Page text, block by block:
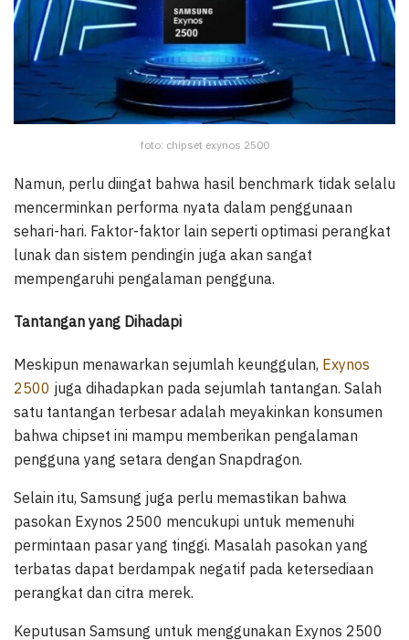
foto: chipset exynos 2500
Namun, perlu diingat bahwa hasil benchmark tidak selalu
mencerminkan performa nyata dalam penggunaan
sehari-hari. Faktor-faktor lain seperti optimasi perangkat
lunak dan sistem pendingin juga akan sangat
mempengaruhi pengalaman pengguna.
Tantangan yang Dihadapi
Meskipun menawarkan sejumlah keunggulan, Exynos
2500 juga dihadapkan pada sejumlah tantangan. Salah
satu tantangan terbesar adalah meyakinkan konsumen
bahwa chipset ini mampu memberikan pengalaman
pengguna yang setara dengan Snapdragon.
Selain itu, Samsung juga perlu memastikan bahwa
pasokan Exynos 2500 mencukupi untuk memenuhi
permintaan pasar yang tinggi. Masalah pasokan yang
terbatas dapat berdampak negatif pada ketersediaan
perangkat dan citra merek.
Keputusan Samsung untuk menggunakan Exynos 2500